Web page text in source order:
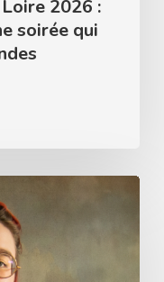
2026 :
soirée qui